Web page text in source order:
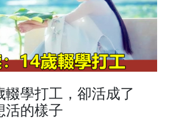
輟學打工，卻活成了
活的樣子